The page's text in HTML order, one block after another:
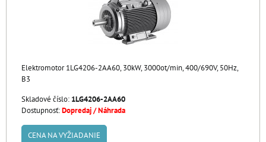
Elektromotor 1LG4206-2AA60, 30kW, 3000ot/min, 400/690V, 50Hz,
B3
Skladové číslo: 1LG4206-2AA60
Dostupnosť:Dopredaj / Náhrada
CENA NA VYŽIADANIE